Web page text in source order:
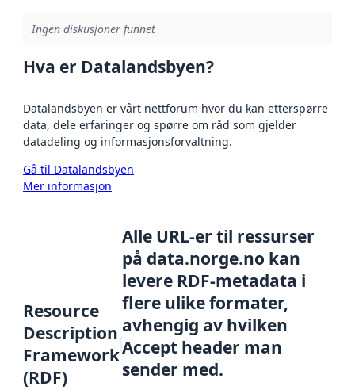
Ingen diskusjoner funnet
Hva er Datalandsbyen?
Datalandsbyen er vårt nettforum hvor du kan etterspørre
data, dele erfaringer og spørre om råd som gjelder
datadeling og informasjonsforvaltning.
Gå til Datalandsbyen
Mer informasjon
Resource
Description
Framework
(RDF)
Alle URL-er til ressurser
på data.norge.no kan
levere RDF-metadata i
flere ulike formater,
avhengig av hvilken
Accept header man
sender med.